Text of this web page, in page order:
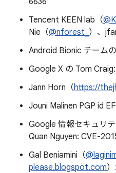
Tencent KEEN lab（
Nie（@nforest_ ）、
Android Bionic チーム
Google X の Tom
Jann Horn（https://
Jouni Malinen PGP id
Google 情報セキュリ
Quan Nguyen: CVE-
Gal Beniamini（
please.blogspot.com